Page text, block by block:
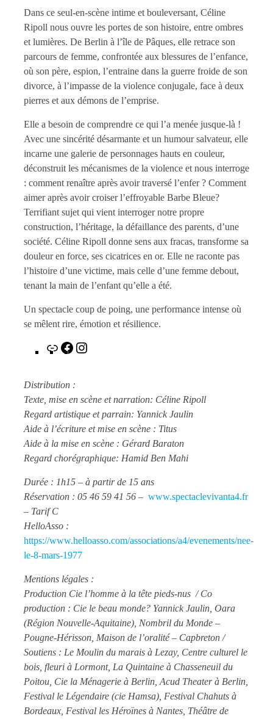
Dans ce seul-en-scène intime et bouleversant, Céline
Ripoll nous ouvre les portes de son histoire, entre ombres
et lumières. De Berlin à l’île de Pâques, elle retrace son
parcours de femme, confrontée aux blessures de l’enfance,
où son père, espion, l’entraine dans la guerre froide de son
divorce, à l’impasse de la violence conjugale, face à deux
pierres et aux démons de l’emprise.
Elle a besoin de comprendre ce qui l’a menée jusque-là !
Avec une sincérité désarmante et un humour salvateur, elle
incarne une galerie de personnages hauts en couleur,
déconstruit les mécanismes de la violence et nous interroge
: comment renaître après avoir traversé l’enfer ? Comment
aimer après avoir croiser l’effroyable Barbe Bleue?
Terrifiant sujet qui vient interroger notre propre
construction, l’héritage, la défaillance des parents, d’une
société. Céline Ripoll donne sens aux fracas, transforme sa
douleur en force, ses cicatrices en or. Elle ne raconte pas
l’histoire d’une victime, mais celle d’une femme debout,
tenant la main de l’enfant qu’elle a été.
Un spectacle coup de poing, une performance intense où
se mêlent rire, émotion et résilience.
LienFacebook
Distribution :
Texte, mise en scène et narration: Céline Ripoll
Regard artistique et parrain: Yannick Jaulin
Aide à l’écriture et mise en scène : Titus
Aide à la mise en scène : Gérard Baraton
Regard chorégraphique: Hamid Ben Mahi
Durée : 1h15 – à partir de 15 ans
Réservation : 05 46 59 41 56 – www.spectaclevivanta4.fr
– Tarif C
HelloAsso :
https://www.helloasso.com/associations/a4/evenements/nee-
le-8-mars-1977
Mentions légales :
Production Cie l’homme à la tête pieds-nus / Co
production : Cie le beau monde? Yannick Jaulin, Oara
(Région Nouvelle-Aquitaine), Nombril du Monde –
Pougne-Hérisson, Maison de l’oralité – Capbreton /
Soutiens : Le Moulin du marais à Lezay, Centre culturel le
bois, fleuri à Lormont, La Quintaine à Chasseneuil du
Poitou, Cie la Ménagerie à Berlin, Acud Theater à Berlin,
Festival le Légendaire (cie Hamsa), Festival Chahuts à
Bordeaux, Festival les Héroïnes à Nantes, Théâtre de